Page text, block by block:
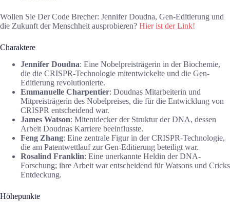
Wollen Sie Der Code Brecher: Jennifer Doudna, Gen-Editierung und
die Zukunft der Menschheit ausprobieren? Hier ist der Link!
Charaktere
Jennifer Doudna: Eine Nobelpreisträgerin in der Biochemie,
die die CRISPR-Technologie mitentwickelte und die Gen-
Editierung revolutionierte.
Emmanuelle Charpentier: Doudnas Mitarbeiterin und
Mitpreisträgerin des Nobelpreises, die für die Entwicklung von
CRISPR entscheidend war.
James Watson: Mitentdecker der Struktur der DNA, dessen
Arbeit Doudnas Karriere beeinflusste.
Feng Zhang: Eine zentrale Figur in der CRISPR-Technologie,
die am Patentwettlauf zur Gen-Editierung beteiligt war.
Rosalind Franklin: Eine unerkannte Heldin der DNA-
Forschung; ihre Arbeit war entscheidend für Watsons und Cricks
Entdeckung.
Höhepunkte